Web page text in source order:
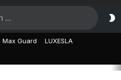
Max Guard LUXESLA